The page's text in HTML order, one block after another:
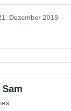
Dezember 2018